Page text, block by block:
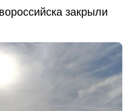
закрыли